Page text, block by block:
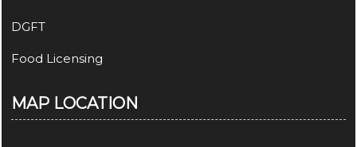
DGFT
Food Licensing
MAP LOCATION